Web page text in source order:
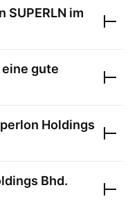
SUPERLN im
eine gute
Holdings
Bhd.